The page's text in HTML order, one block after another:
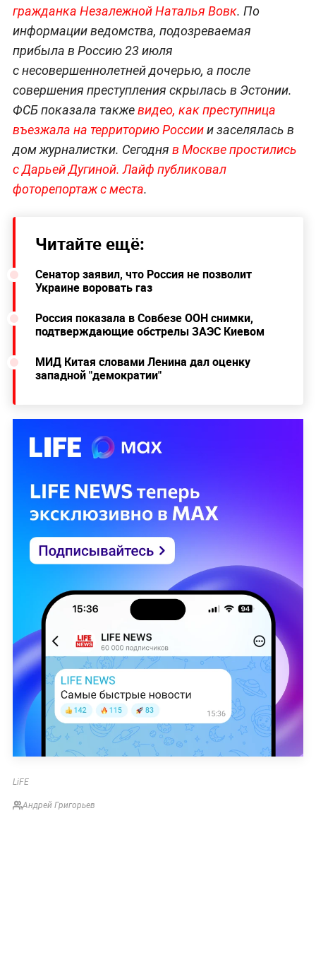
гражданка Незалежной Наталья Вовк. По
информации ведомства, подозреваемая
прибыла в Россию 23 июля
с несовершеннолетней дочерью, а после
совершения преступления скрылась в Эстонии.
ФСБ показала такжевидео, как преступница
въезжала на территорию Россиии заселялась в
дом журналистки. Сегодня в Москве простились
с Дарьей Дугиной. Лайф публиковал
фоторепортаж с места.
Читайте ещё:
Сенатор заявил, что Россия не позволит
Украине воровать газ
Россия показала в Совбезе ООН снимки,
подтверждающие обстрелы ЗАЭС Киевом
МИД Китая словами Ленина дал оценку
западной "демократии"
LiFE
Андрей Григорьев